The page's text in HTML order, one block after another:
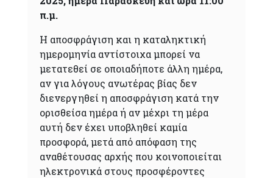
π.μ.
Η αποσφράγιση και η καταληκτική
ημερομηνία αντίστοιχα μπορεί να
μετατεθεί σε οποιαδήποτε άλλη ημέρα,
αν για λόγους ανωτέρας βίας δεν
διενεργηθεί η αποσφράγιση κατά την
ορισθείσα ημέρα ή αν μέχρι τη μέρα
αυτή δεν έχει υποβληθεί καμία
προσφορά, μετά από απόφαση της
αναθέτουσας αρχής που κοινοποιείται
ηλεκτρονικά στους προσφέροντες